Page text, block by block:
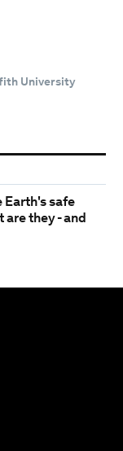
University
Earth's safe
are they - and